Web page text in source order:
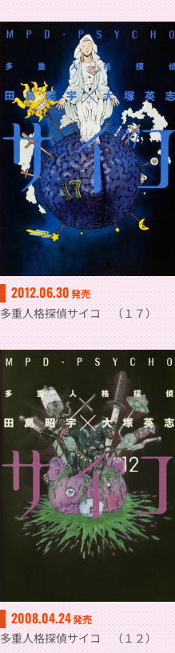
2012.06.30発売
多重人格探偵サイコ （１７）
2008.04.24発売
多重人格探偵サイコ （１２）